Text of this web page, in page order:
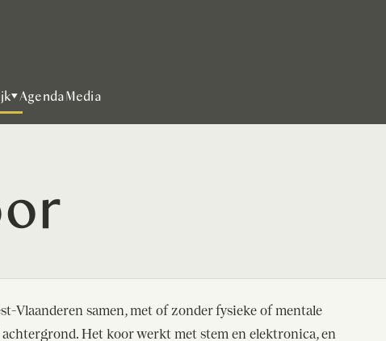
▾Agenda Media
Vlaanderen samen, met of zonder fysieke of mentale
Het koor werkt met stem en elektronica, en